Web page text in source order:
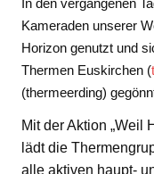
Kameraden unserer
Horizon genutzt und
Thermen Euskirchen (
(thermeerding)
Mit der Aktion „Weil
lädt die
alle aktiven haupt-